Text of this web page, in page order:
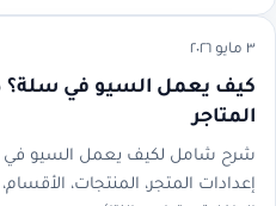
٣ مايو ٢٠٢٦
كيف يعمل السيو في سلة؟
المتاجر
شرح شامل لكيف يعمل السيو في
إعدادات المتجر، المنتجات،